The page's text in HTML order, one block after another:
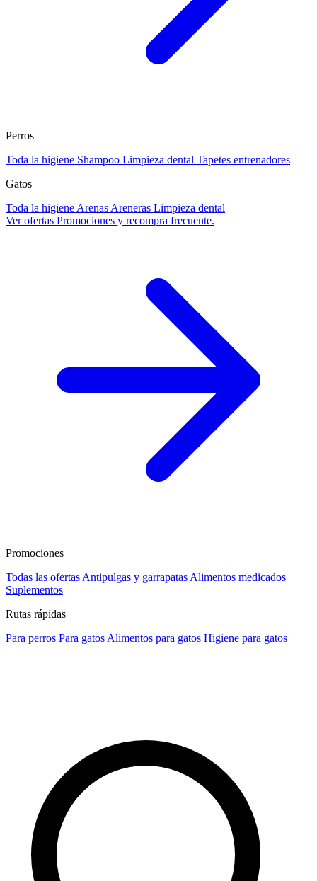
Perros
Toda la higiene Shampoo Limpieza dental Tapetes entrenadores
Gatos
Toda la higiene Arenas Areneras Limpieza dental
Ver ofertas Promociones y recompra frecuente.
Promociones
Todas las ofertas Antipulgas y garrapatas Alimentos medicados
Suplementos
Rutas rápidas
Para perros Para gatos Alimentos para gatos Higiene para gatos